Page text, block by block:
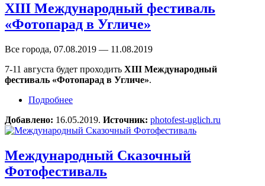
XIII Международный фестиваль
«Фотопарад в Угличе»
Все города, 07.08.2019 — 11.08.2019
7-11 августа будет проходить XIII Международный
фестиваль «Фотопарад в Угличе».
Подробнее
Добавлено: 16.05.2019. Источник: photofest-uglich.ru
Международный Сказочный
Фотофестиваль